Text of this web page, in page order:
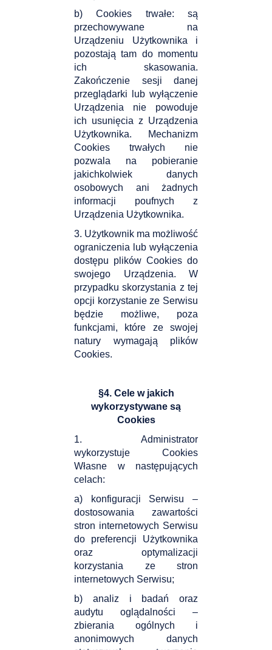
b) Cookies trwałe: są
przechowywane na
Urządzeniu Użytkownika i
pozostają tam do momentu
ich skasowania.
Zakończenie sesji danej
przeglądarki lub wyłączenie
Urządzenia nie powoduje
ich usunięcia z Urządzenia
Użytkownika. Mechanizm
Cookies trwałych nie
pozwala na pobieranie
jakichkolwiek danych
osobowych ani żadnych
informacji poufnych z
Urządzenia Użytkownika.
3. Użytkownik ma możliwość
ograniczenia lub wyłączenia
dostępu plików Cookies do
swojego Urządzenia. W
przypadku skorzystania z tej
opcji korzystanie ze Serwisu
będzie możliwe, poza
funkcjami, które ze swojej
natury wymagają plików
Cookies.
§4. Cele w jakich
wykorzystywane są
Cookies
1. Administrator
wykorzystuje Cookies
Własne w następujących
celach:
a) konfiguracji Serwisu –
dostosowania zawartości
stron internetowych Serwisu
do preferencji Użytkownika
oraz optymalizacji
korzystania ze stron
internetowych Serwisu;
b) analiz i badań oraz
audytu oglądalności –
zbierania ogólnych i
anonimowych danych